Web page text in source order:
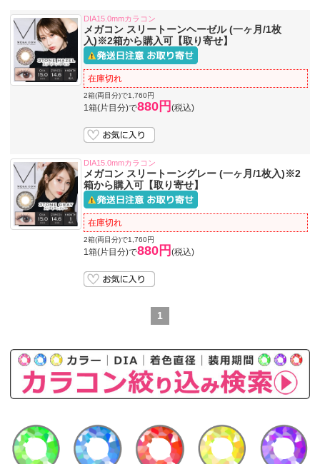
DIA15.0mmカラコン
メガコン スリートーンヘーゼル (一ヶ月/1枚
入)※2箱から購入可【取り寄せ】
在庫切れ
2箱(両目分)で1,760円
1箱(片目分)で880円 (税込)
DIA15.0mmカラコン
メガコン スリートーングレー (一ヶ月/1枚入)※2
箱から購入可【取り寄せ】
在庫切れ
2箱(両目分)で1,760円
1箱(片目分)で880円 (税込)
1